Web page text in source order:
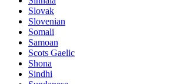
Slovak
Slovenian
Somali
Samoan
Scots Gaelic
Shona
Sindhi